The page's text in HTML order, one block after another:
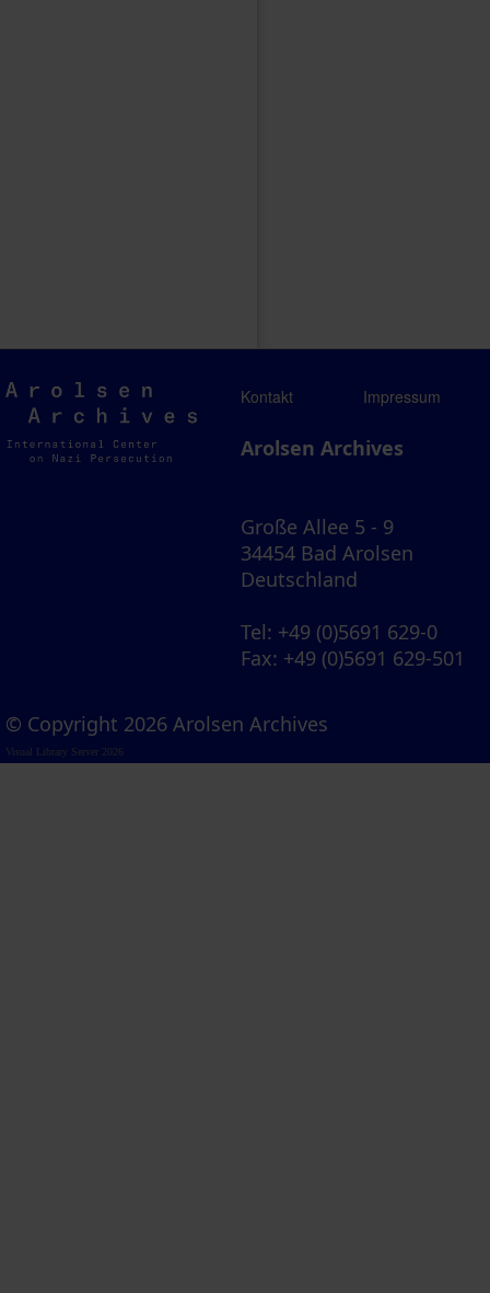
Arolsen
Archives
Kontakt Impressum
Arolsen Archives
Große Allee 5 - 9
34454 Bad Arolsen
Deutschland
Tel: +49 (0)5691 629-0
Fax: +49 (0)5691 629-501
© Copyright 2026 Arolsen Archives
Visual Library Server 2026